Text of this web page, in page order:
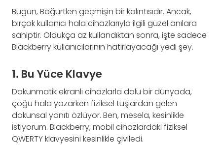
Bugün, Böğürtlen geçmişin bir kalıntısıdır. Ancak,
birçok kullanıcı hala cihazlarıyla ilgili güzel anılara
sahiptir. Oldukça az kullandıktan sonra, işte sadece
Blackberry kullanıcılarının hatırlayacağı yedi şey.
1. Bu Yüce Klavye
Dokunmatik ekranlı cihazlarla dolu bir dünyada,
çoğu hala yazarken fiziksel tuşlardan gelen
dokunsal yanıtı özlüyor. Ben, mesela, kesinlikle
istiyorum. Blackberry, mobil cihazlardaki fiziksel
QWERTY klavyesini kesinlikle çiviledi.